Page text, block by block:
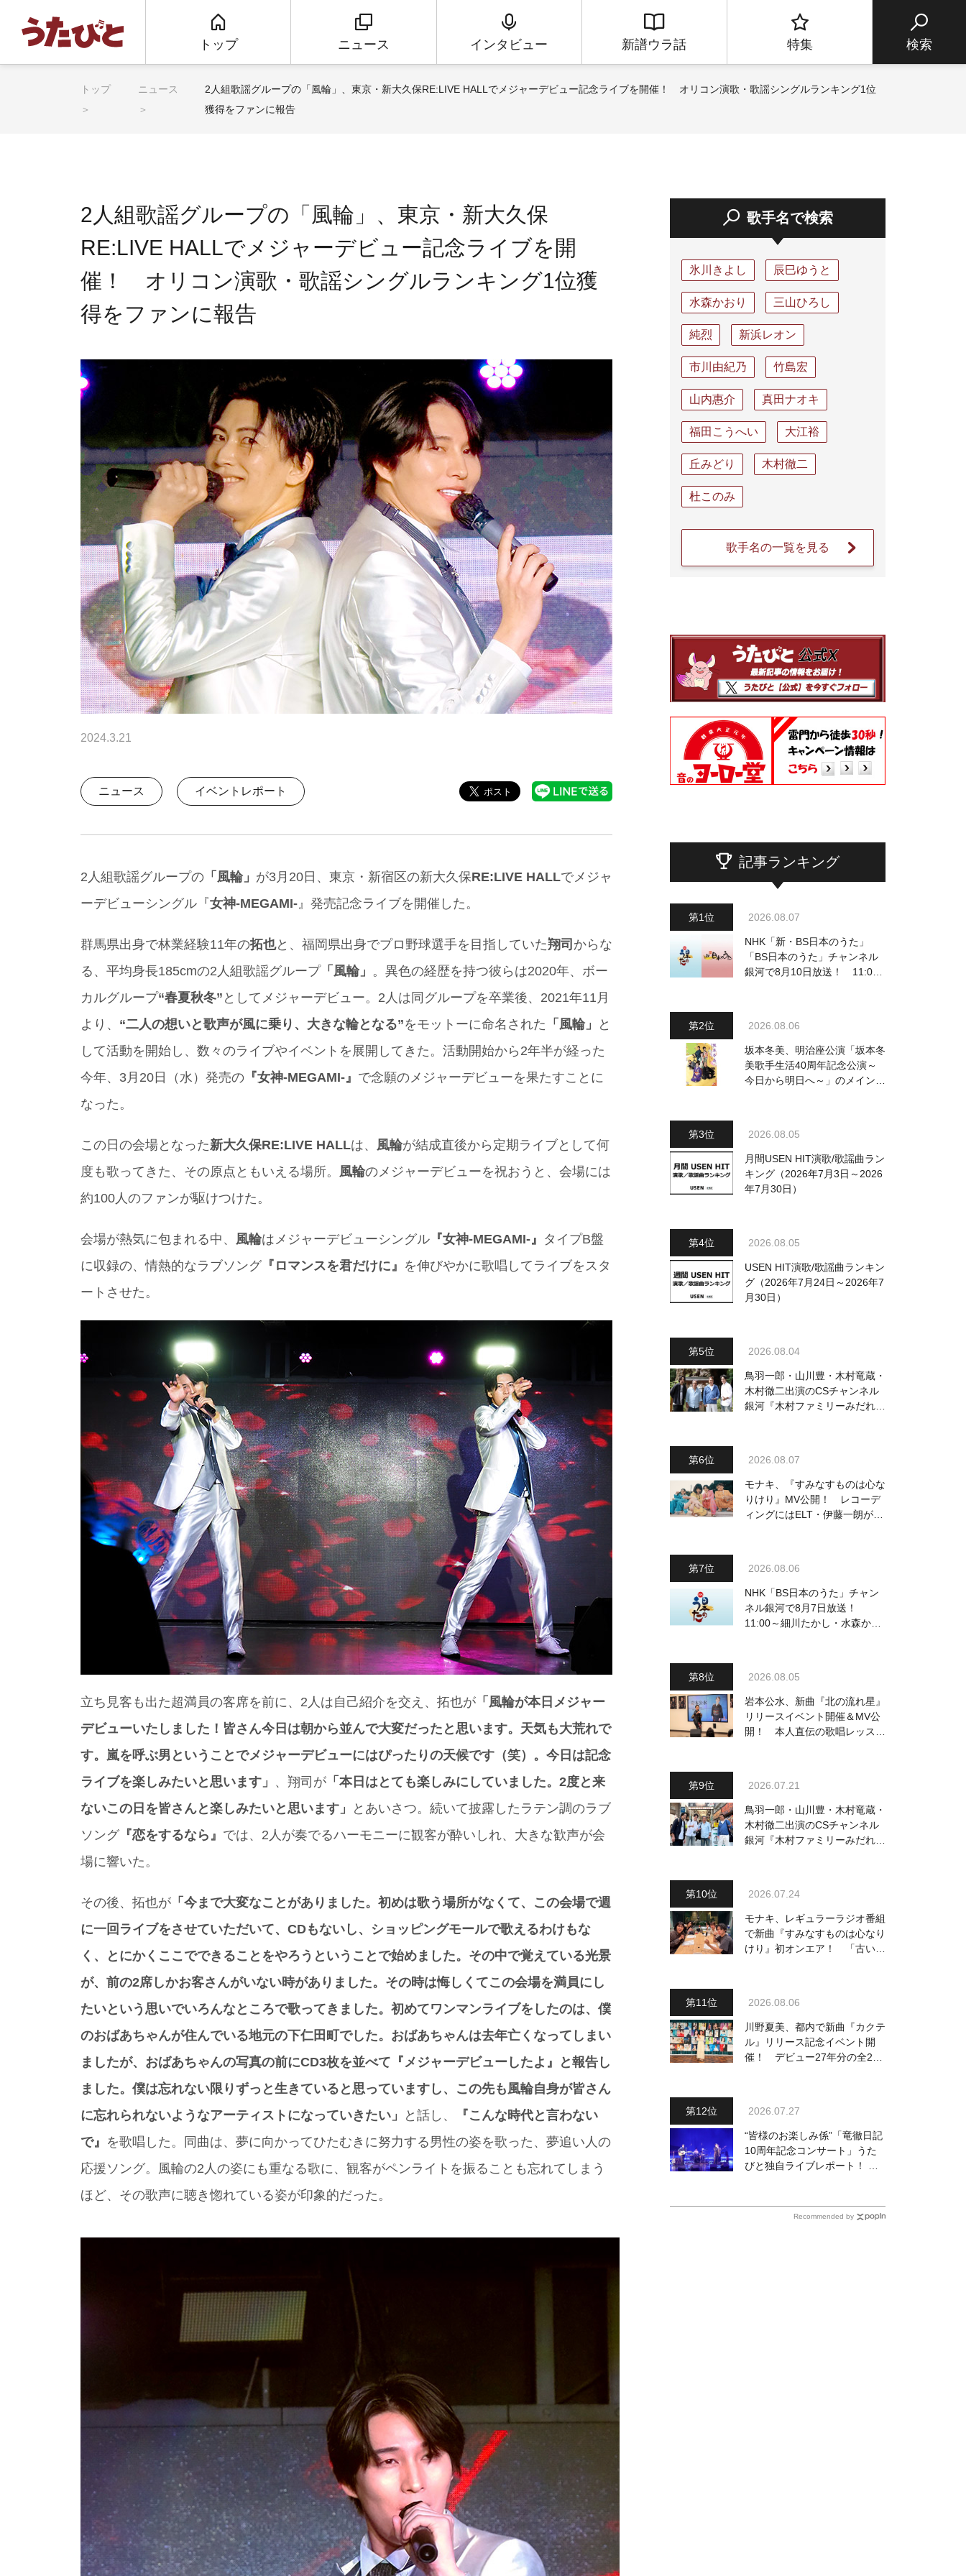
トップ ニュース インタビュー 新譜ウラ話 特集 検索
トップ ニュース
2人組歌謡グループの「風輪」、東京・新大久保RE:LIVE HALLでメジャーデビュー記念ライブを開催！ オリコン演歌・歌謡シングルランキング1位
獲得をファンに報告
2人組歌謡グループの「風輪」、東京・新大久保
RE:LIVE HALLでメジャーデビュー記念ライブを開
催！ オリコン演歌・歌謡シングルランキング1位獲
得をファンに報告
2024.3.21
ニュース イベントレポート
2人組歌謡グループの 「風輪」 が3月20日、東京・新宿区の新大久保RE:LIVE HALLでメジャ
ーデビューシングル『女神-MEGAMI-』発売記念ライブを開催した。
群馬県出身で林業経験11年の拓也と、福岡県出身でプロ野球選手を目指していた翔司 からな
る、平均身長185cmの2人組歌謡グループ「風輪」 。異色の経歴を持つ彼らは2020年、ボー
カルグループ“春夏秋冬” としてメジャーデビュー。2人は同グループを卒業後、2021年11月
より、 “二人の想いと歌声が風に乗り、大きな輪となる”をモットーに命名された 「風輪」
と
して活動を開始し、数々のライブやイベントを展開してきた。活動開始から2年半が経った
今年、3月20日（水）発売の 『女神-MEGAMI-』 で念願のメジャーデビューを果たすことに
なった。
この日の会場となった新大久保RE:LIVE HALLは、 風輪が結成直後から定期ライブとして何
度も歌ってきた、その原点ともいえる場所。 風輪のメジャーデビューを祝おうと、会場には
約100人のファンが駆けつけた。
会場が熱気に包まれる中、 風輪はメジャーデビューシングル 『女神-MEGAMI-』 タイプB盤
に収録の、情熱的なラブソング『ロマンスを君だけに』 を伸びやかに歌唱してライブをスタ
ートさせた。
立ち見客も出た超満員の客席を前に、2人は自己紹介を交え、拓也が 「風輪が本日メジャー
デビューいたしました！皆さん今日は朝から並んで大変だったと思います。天気も大荒れで
す。嵐を呼ぶ男ということでメジャーデビューにはぴったりの天候です（笑）。今日は記念
ライブを楽しみたいと思います」 、翔司が 「本日はとても楽しみにしていました。2度と来
ないこの日を皆さんと楽しみたいと思います」
とあいさつ。続いて披露したラテン調のラブ
ソング『恋をするなら』 では、2人が奏でるハーモニーに観客が酔いしれ、大きな歓声が会
場に響いた。
その後、拓也が 「今まで大変なことがありました。初めは歌う場所がなくて、この会場で週
に一回ライブをさせていただいて、CDもないし、ショッピングモールで歌えるわけもな
く、とにかくここでできることをやろうということで始めました。その中で覚えている光景
が、前の2席しかお客さんがいない時がありました。その時は悔しくてこの会場を満員にし
たいという思いでいろんなところで歌ってきました。初めてワンマンライブをしたのは、僕
のおばあちゃんが住んでいる地元の下仁田町でした。おばあちゃんは去年亡くなってしまい
ましたが、おばあちゃんの写真の前にCD3枚を並べて『メジャーデビューしたよ』と報告し
ました。僕は忘れない限りずっと生きていると思っていますし、この先も風輪自身が皆さん
に忘れられないようなアーティストになっていきたい」
と話し、
『こんな時代と言わない
で』 を歌唱した。同曲は、夢に向かってひたむきに努力する男性の姿を歌った、夢追い人の
応援ソング。風輪の2人の姿にも重なる歌に、観客がペンライトを振ることも忘れてしまう
ほど、その歌声に聴き惚れている姿が印象的だった。
歌手名で検索
氷川きよし 辰巳ゆうと
水森かおり 三山ひろし
純烈 新浜レオン
市川由紀乃 竹島宏
山内惠介 真田ナオキ
福田こうへい 大江裕
丘みどり 木村徹二
杜このみ
歌手名の一覧を見る
記事ランキング
2026.08.07
NHK「新・BS日本のうた」
「BS日本のうた」チャンネル
銀河で8月10日放送！ 11:00
出演者・曲目情報
2026.08.06
坂本冬美、明治座公演「坂本冬
美歌手生活40周年記念公演～
今日から明日へ～」のメインビ
2026.08.05
月間USEN HIT演歌/歌謡曲ラン
キング（2026年7月3日～2026
年7月30日）
2026.08.05
USEN HIT演歌/歌謡曲ランキン
グ（2026年7月24日～2026年7
月30日）
2026.08.04
鳥羽一郎・山川豊・木村竜蔵・
木村徹二出演のCSチャンネル
銀河『木村ファミリーみだれ旅
2026.08.07
モナキ、『すみなすものは心な
りけり』MV公開！ レコーデ
ィングにはELT・伊藤一朗がリ
2026.08.06
NHK「BS日本のうた」チャン
ネル銀河で8月7日放送！
11:00～細川たかし・水森かお
2026.08.05
岩本公水、新曲『北の流れ星』
リリースイベント開催＆MV公
開！ 本人直伝の歌唱レッスン
2026.07.21
鳥羽一郎・山川豊・木村竜蔵・
木村徹二出演のCSチャンネル
銀河『木村ファミリーみだれ旅
2026.07.24
モナキ、レギュラーラジオ番組
で新曲『すみなすものは心なり
けり』初オンエア！ 「古い言
2026.08.06
川野夏美、都内で新曲『カクテ
ル』リリース記念イベント開
催！ デビュー27年分の全280
2026.07.27
“皆様のお楽しみ係”「竜徹日記
10周年記念コンサート」うた
びと独自ライブレポート！ 即
Recommended by